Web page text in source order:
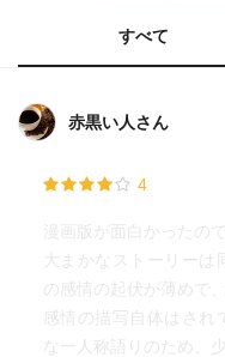
すべて
赤黒い人さん
4
漫画版が面白かったの
大まかなストーリーは
の感情の起伏が薄めで
感情の描写自体はさ
な一人称語りのため、